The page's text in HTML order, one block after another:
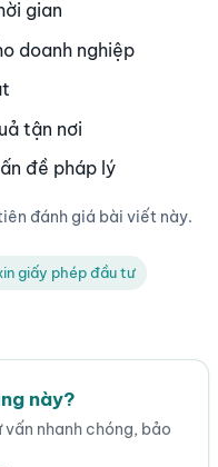
gian
doanh nghiệp
tận nơi
đề pháp lý
đánh giá bài viết này.
giấy phép đầu tư
này?
nhanh chóng, bảo